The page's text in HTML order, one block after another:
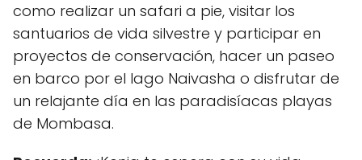
como realizar un safari a pie, visitar los
santuarios de vida silvestre y participar en
proyectos de conservación, hacer un paseo
en barco por el lago Naivasha o disfrutar de
un relajante día en las paradisíacas playas
de Mombasa.